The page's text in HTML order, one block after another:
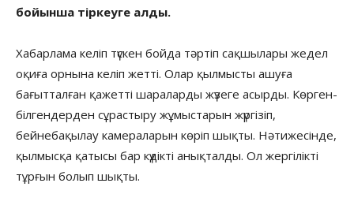
бойынша тіркеуге алды.
Хабарлама келіп түскен бойда тәртіп сақшылары жедел
оқиға орнына келіп жетті. Олар қылмысты ашуға
бағытталған қажетті шараларды жүзеге асырды. Көрген-
білгендерден сұрастыру жұмыстарын жүргізіп,
бейнебақылау камераларын көріп шықты. Нәтижесінде,
қылмысқа қатысы бар күдікті анықталды. Ол жергілікті
тұрғын болып шықты.